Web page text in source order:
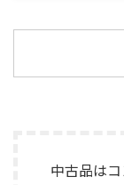
がら査定いたしま
商品：McIntosh
伴いKORGのテー
「SE-500 Stage
ご家族様より「価
中古品は